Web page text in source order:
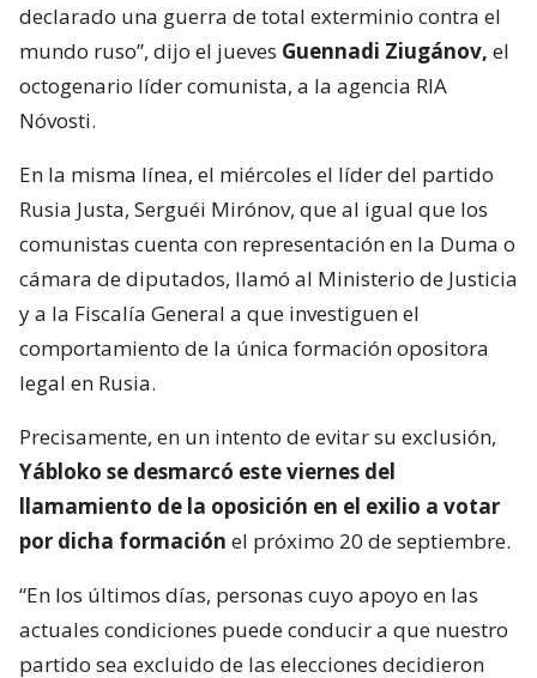
declarado una guerra de total exterminio contra el
mundo ruso”, dijo el jueves Guennadi Ziugánov, el
octogenario líder comunista, a la agencia RIA
Nóvosti.
En la misma línea, el miércoles el líder del partido
Rusia Justa, Serguéi Mirónov, que al igual que los
comunistas cuenta con representación en la Duma o
cámara de diputados, llamó al Ministerio de Justicia
y a la Fiscalía General a que investiguen el
comportamiento de la única formación opositora
legal en Rusia.
Precisamente, en un intento de evitar su exclusión,
Yábloko se desmarcó este viernes del
llamamiento de la oposición en el exilio a votar
por dicha formación el próximo 20 de septiembre.
“En los últimos días, personas cuyo apoyo en las
actuales condiciones puede conducir a que nuestro
partido sea excluido de las elecciones decidieron